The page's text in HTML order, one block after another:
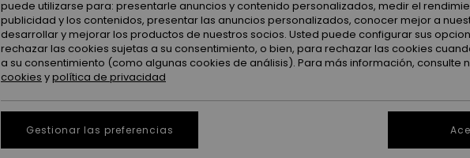
puede utilizarse para: presentarle anuncios y contenido personalizados, medir el
publicidad y los contenidos, presentar las anuncios personalizados, conocer mejor a
desarrollar y mejorar los productos de nuestros socios. Usted puede configurar sus
rechazar las cookies sujetas a su consentimiento, o bien, para rechazar las cookies
a su consentimiento (como algunas cookies de análisis). Para más información, consulte
cookies ypolítica de privacidad
Gestionar las preferencias